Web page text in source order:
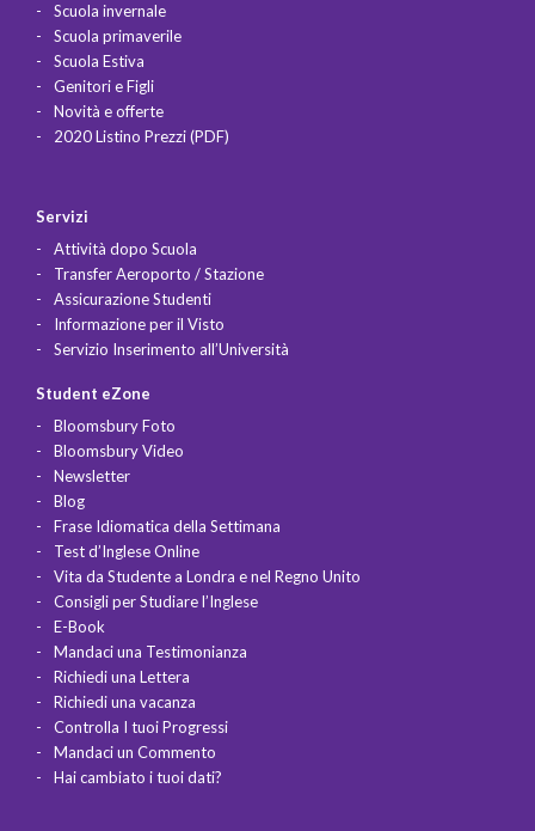
Scuola invernale
Scuola primaverile
Scuola Estiva
Genitori e Figli
Novità e offerte
2020 Listino Prezzi (PDF)
Servizi
Attività dopo Scuola
Transfer Aeroporto / Stazione
Assicurazione Studenti
Informazione per il Visto
Servizio Inserimento all’Università
Student eZone
Bloomsbury Foto
Bloomsbury Video
Newsletter
Blog
Frase Idiomatica della Settimana
Test d’Inglese Online
Vita da Studente a Londra e nel Regno Unito
Consigli per Studiare l’Inglese
E-Book
Mandaci una Testimonianza
Richiedi una Lettera
Richiedi una vacanza
Controlla I tuoi Progressi
Mandaci un Commento
Hai cambiato i tuoi dati?